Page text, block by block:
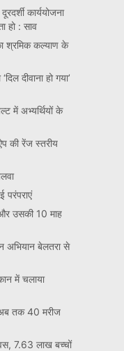
कार्ययोजना
हो : साव
श्रमिक कल्याण के
दीवाना हो गया’
में अभ्यर्थियों के
की रेंज स्तरीय
परंपराएं
उसकी 10 माह
अभियान बेलतरा से
में चलाया
अब तक 40 मरीज
7.63 लाख बच्चों